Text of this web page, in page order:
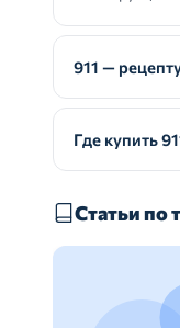
911 —
Где купить
Статьи по